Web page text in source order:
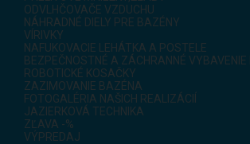
ODVLHČOVAČE VZDUCHU
NÁHRADNÉ DIELY PRE BAZÉNY
VÍRIVKY
NAFUKOVACIE LEHÁTKA A POSTELE
BEZPEČNOSTNÉ A ZÁCHRANNÉ
ROBOTICKÉ KOSAČKY
ZAZIMOVANIE BAZÉNA
FOTOGALÉRIA NAŠICH REALIZÁCIÍ
JAZIERKOVÁ TECHNIKA
ZĽAVA -%
VÝPREDAJ